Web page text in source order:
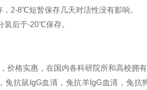
2-8℃短暂保存几天对活性没有影响。
装后于-20℃保存。
价格实惠，在国内各科研院所和高校拥有
抗鼠IgG血清，兔抗羊IgG血清，兔抗